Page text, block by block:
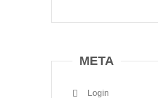
META
Login